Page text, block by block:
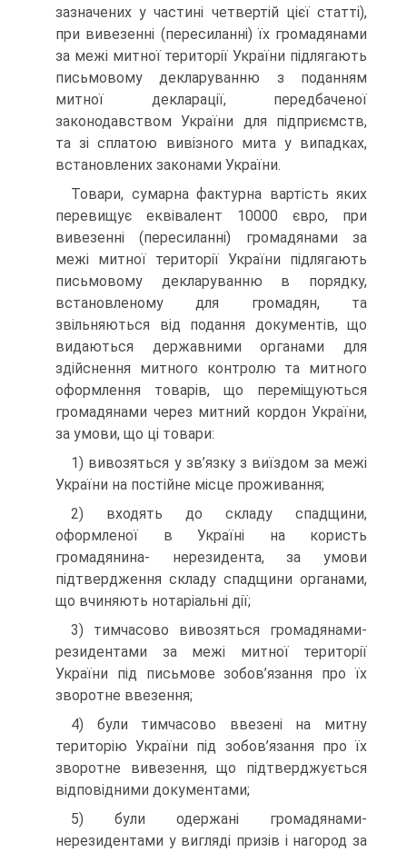
зазначених у частині четвертій цієї статті),
при вивезенні (пересиланні) їх громадянами
за межі митної території України підлягають
письмовому декларуванню з поданням
митної декларації, передбаченої
законодавством України для підприємств,
та зі сплатою вивізного мита у випадках,
встановлених законами України.
Товари, сумарна фактурна вартість яких
перевищує еквівалент 10000 євро, при
вивезенні (пересиланні) громадянами за
межі митної території України підлягають
письмовому декларуванню в порядку,
встановленому для громадян, та
звільняються від подання документів, що
видаються державними органами для
здійснення митного контролю та митного
оформлення товарів, що переміщуються
громадянами через митний кордон України,
за умови, що ці товари:
1) вивозяться у зв’язку з виїздом за межі
України на постійне місце проживання;
2) входять до складу спадщини,
оформленої в Україні на користь
громадянина- нерезидента, за умови
підтвердження складу спадщини органами,
що вчиняють нотаріальні дії;
3) тимчасово вивозяться громадянами-
резидентами за межі митної території
України під письмове зобов’язання про їх
зворотне ввезення;
4) були тимчасово ввезені на митну
територію України під зобов’язання про їх
зворотне вивезення, що підтверджується
відповідними документами;
5) були одержані громадянами-
нерезидентами у вигляді призів і нагород за